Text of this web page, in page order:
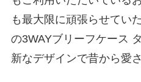
も最大限に頑張らせてい
の3WAYブリーフケース
新なデザインで昔から愛